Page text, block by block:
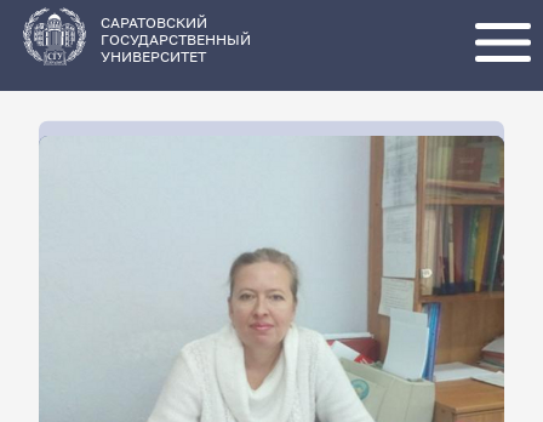
основному
содержанию
САРАТОВСКИЙ
ГОСУДАРСТВЕННЫЙ
УНИВЕРСИТЕТ